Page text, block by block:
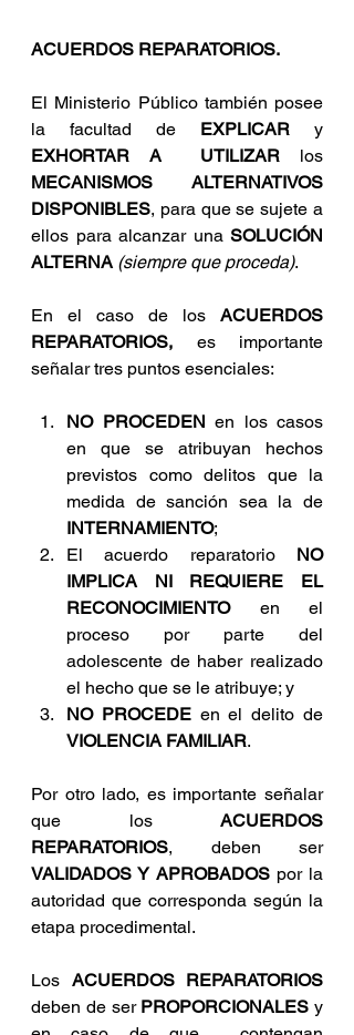
ACUERDOS REPARATORIOS.
El Ministerio Público también posee
la facultad de EXPLICAR
EXHORTAR A  UTILIZAR
MECANISMOS ALTERNATIVOS
DISPONIBLES, para que se sujete a
ellos para alcanzar una SOLUCIÓN
ALTERNA (siempre que proceda).
En el caso de los ACUERDOS
REPARATORIOS, es importante
señalar tres puntos esenciales:
NO PROCEDEN en los casos
en que se atribuyan hechos
previstos como delitos que la
INTERNAMIENTO;
El acuerdo reparatorio NO
IMPLICA NI REQUIERE EL
RECONOCIMIENTO en el
proceso por parte del
adolescente de haber realizado
el hecho que se le atribuye; y
NO PROCEDE
VIOLENCIA FAMILIAR.
Por otro lado, es importante señalar
que los ACUERDOS
REPARATORIOS
, deben ser
VALIDADOS Y APROBADOS por la
autoridad que corresponda según la
etapa procedimental.
Los
deben de ser PROPORCIONALES y